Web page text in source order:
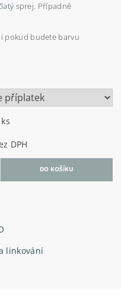
sprej. Případně
pokud budete barvu
DPH
linkování